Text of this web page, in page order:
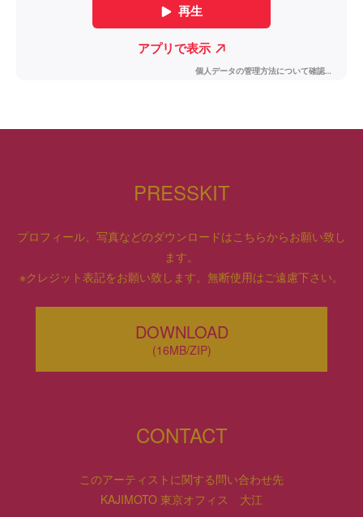
PRESSKIT
プロフィール、写真などのダウンロードはこちらからお願い致し
ます。
※クレジット表記をお願い致します。無断使用はご遠慮下さい。
DOWNLOAD
(16MB/ZIP)
CONTACT
このアーティストに関する問い合わせ先
KAJIMOTO 東京オフィス 大江